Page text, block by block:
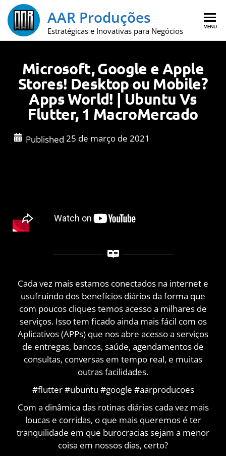
AAR Produções
Estratégicas e Inovativas para Negócios MENU
Microsoft, Google e Apple
Stores! Desktop ou Mobile?
Apps World! | Ubuntu Vs
Flutter, 1 MacroMercado
Published 25 de março de 2021
Cada vez mais estamos conectados na internet e
usufruindo dos benefícios diários da forma que
com poucos cliques temos acesso a milhares de
serviços. Isso tem ficado ainda mais fácil com os
Aplicativos (APPs) que nos abre acesso a serviços
de entregas, bancos, saúde, agendamentos de
consultas, conversas em tempo real, e muitas
outras facilidades.
#flutter #ubuntu #google #aarproducoes
Com a dinâmica das rotinas diárias cada vez mais
loucas e corridas, o que mais queremos é ter
tranquilidade em que burocracias sejam a menor
coisa em nossos dias, certo?